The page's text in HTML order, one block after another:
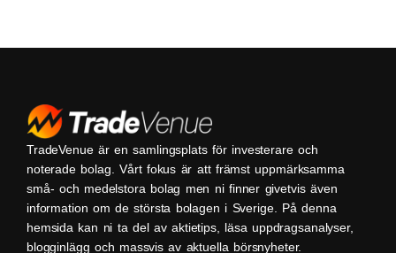
TradeVenue är en samlingsplats för investerare och
noterade bolag. Vårt fokus är att främst uppmärksamma
små- och medelstora bolag men ni finner givetvis även
information om de största bolagen i Sverige. På denna
hemsida kan ni ta del av aktietips, läsa uppdragsanalyser,
blogginlägg och massvis av aktuella börsnyheter.